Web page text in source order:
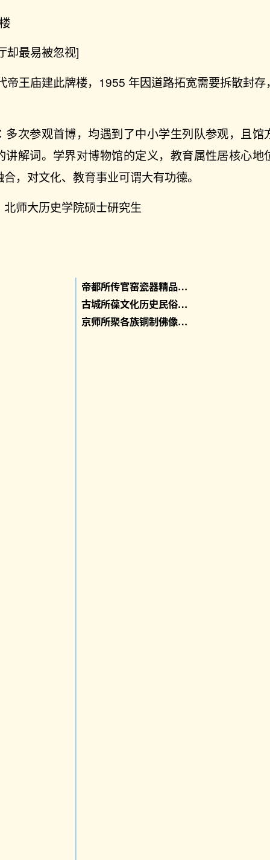
却最易被忽视]
帝王庙建此牌楼，1955 年因道路拓宽需要拆散封
多次参观首博，均遇到了中小学生列队参观，且馆
讲解词。学界对博物馆的定义，教育属性居核心地
，对文化、教育事业可谓大有功德。
师大历史学院硕士研究生
帝都所传官窑瓷器精品：古代瓷器艺术精品展
古城所葆文化历史民俗：古都北京·历史文化展；京城旧事·老北京民俗展
京师所聚各族铜制佛像：古代佛像艺术精品展